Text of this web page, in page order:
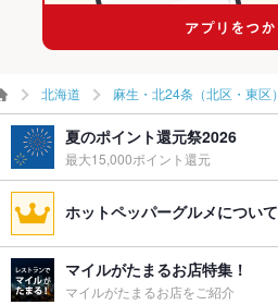
北海道 麻生・北24条（北区・東区）
夏のポイント還元祭2026
最大15,000ポイント還元
ホットペッパーグルメについて
マイルがたまるお店特集！
マイルがたまるお店をご紹介